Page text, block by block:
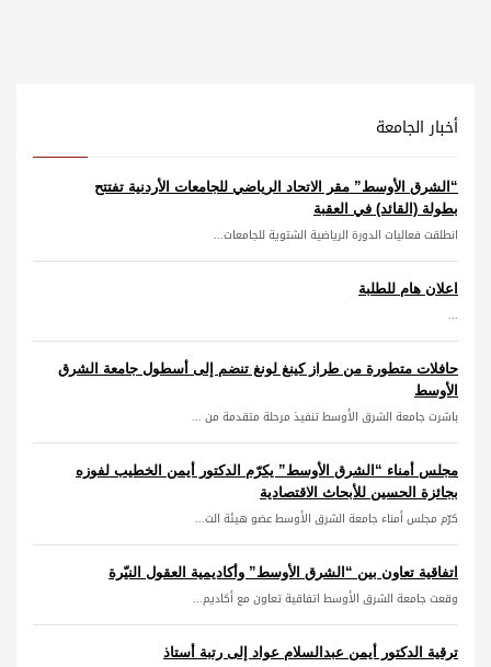
أخبار الجامعة
“الشرق الأوسط” مقر الاتحاد الرياضي للجامعات الأردنية تفتتح
بطولة (القائد) في العقبة
انطلقت فعاليات الدورة الرياضية الشتوية للجامعات...
اعلان هام للطلبة
...
حافلات متطورة من طراز كينغ لونغ تنضم إلى أسطول جامعة الشرق
الأوسط
باشرت جامعة الشرق الأوسط تنفيذ مرحلة متقدمة من ...
مجلس أمناء “الشرق الأوسط” يكرّم الدكتور أيمن الخطيب لفوزه
بجائزة الحسين للأبحاث الاقتصادية
كرّم مجلس أمناء جامعة الشرق الأوسط عضو هيئة الت...
اتفاقية تعاون بين “الشرق الأوسط” وأكاديمية العقول النيّرة
وقعت جامعة الشرق الأوسط اتفاقية تعاون مع أكاديم...
ترقية الدكتور أيمن عبدالسلام عواد إلى رتبة أستاذ